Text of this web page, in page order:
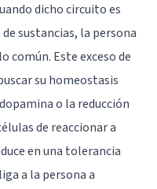
dicho circuito es
sustancias, la persona
común. Este exceso de
su homeostasis
o la reducción
de reaccionar a
en una tolerancia
a la persona a